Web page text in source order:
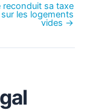
reconduit sa taxe
les logements
vides →